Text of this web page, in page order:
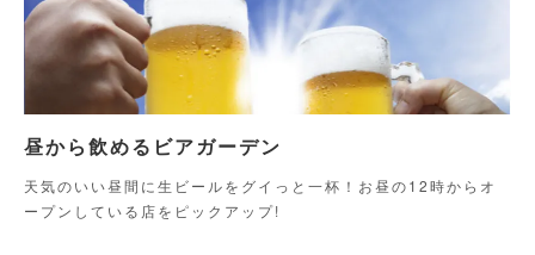
昼から飲めるビアガーデン
天気のいい昼間に生ビールをグイっと一杯！お昼の12時からオ
ープンしている店をピックアップ!